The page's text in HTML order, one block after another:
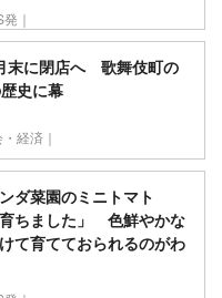
｜
末に閉店へ 歌舞伎町の
史に幕
・経済｜
ダ菜園のミニトマト
ちました」 色鮮やかな
て育てておられるのがわ